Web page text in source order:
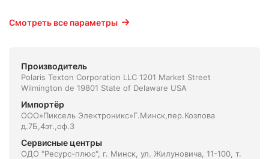
Смотреть все параметры
Производитель
Polaris Texton Corporation LLC 1201 Market Street
Wilmington de 19801 State of Delaware USA
Импортёр
ООО»Пиксель Электроникс»Г.Минск,пер.Козлова
д.7Б,4эт.,оф.3
Сервисные центры
ОДО "Ресурс-плюс", г. Минск, ул. Жилуновича, 11-100, т.